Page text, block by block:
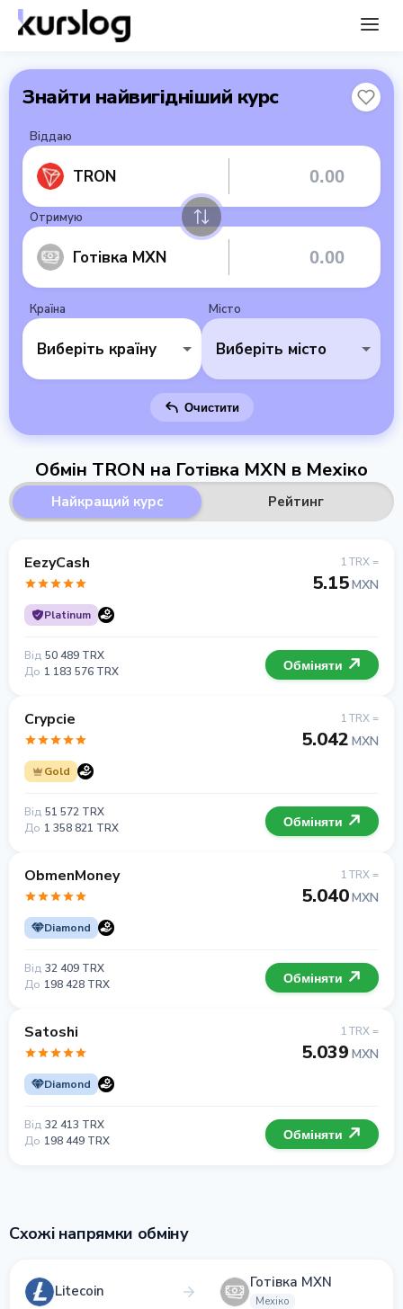
Знайти найвигідніший курс
Віддаю
TRON
Отримую
Готівка MXN
Країна
Виберіть країну
Місто
Виберіть місто
Очистити
Обмін TRON на Готівка MXN в Мехіко
Найкращий курс Рейтинг
EezyCash
Platinum
1 TRX =
5.15MXN
Від 50 489 TRX
До 1 183 576 TRX Обміняти
Crypcie
Gold
1 TRX =
5.042 MXN
Від 51 572 TRX
До 1 358 821 TRX Обміняти
ObmenMoney
Diamond
1 TRX =
5.040MXN
Від 32 409 TRX
До 198 428 TRX Обміняти
Satoshi
Diamond
1 TRX =
5.039 MXN
Від 32 413 TRX
До 198 449 TRX Обміняти
Схожі напрямки обміну
Litecoin Готівка MXN
Мехіко